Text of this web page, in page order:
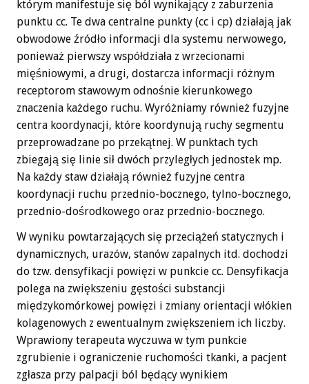
którym manifestuje się ból wynikający z zaburzenia
punktu cc. Te dwa centralne punkty (cc i cp) działają jak
obwodowe źródło informacji dla systemu nerwowego,
ponieważ pierwszy współdziała z wrzecionami
mięśniowymi, a drugi, dostarcza informacji różnym
receptorom stawowym odnośnie kierunkowego
znaczenia każdego ruchu. Wyróżniamy również fuzyjne
centra koordynacji, które koordynują ruchy segmentu
przeprowadzane po przekątnej. W punktach tych
zbiegają się linie sił dwóch przyległych jednostek mp.
Na każdy staw działają również fuzyjne centra
koordynacji ruchu przednio-bocznego, tylno-bocznego,
przednio-dośrodkowego oraz przednio-bocznego.
W wyniku powtarzających się przeciążeń statycznych i
dynamicznych, urazów, stanów zapalnych itd. dochodzi
do tzw. densyfikacji powięzi w punkcie cc. Densyfikacja
polega na zwiększeniu gęstości substancji
międzykomórkowej powięzi i zmiany orientacji włókien
kolagenowych z ewentualnym zwiększeniem ich liczby.
Wprawiony terapeuta wyczuwa w tym punkcie
zgrubienie i ograniczenie ruchomości tkanki, a pacjent
zgłasza przy palpacji ból będący wynikiem